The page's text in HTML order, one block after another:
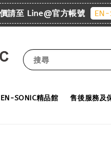
Line@官方帳號 EN-
搜尋
EN-SONIC精品館 售後服務及